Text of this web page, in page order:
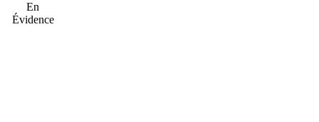
En
Évidence